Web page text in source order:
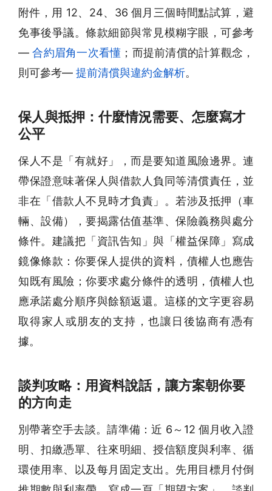
附件，用 12、24、36 個月三個時間點試算，避
免事後爭議。條款細節與常見模糊字眼，可參考
— 合約眉角一次看懂 ；而提前清償的計算觀念，
則可參考— 提前清償與違約金解析。
保人與抵押：什麼情況需要、怎麼寫才
公平
保人不是「有就好」，而是要知道風險邊界。連
帶保證意味著保人與借款人負同等清償責任，並
非在「借款人不見時才負責」。若涉及抵押（車
輛、設備），要揭露估值基準、保險義務與處分
條件。建議把「資訊告知」與「權益保障」寫成
鏡像條款：你要保人提供的資料，債權人也應告
知既有風險；你要求處分條件的透明，債權人也
應承諾處分順序與餘額返還。這樣的文字更容易
取得家人或朋友的支持，也讓日後協商有憑有
據。
談判攻略：用資料說話，讓方案朝你要
的方向走
別帶著空手去談。請準備：近 6～12 個月收入證
明、扣繳憑單、往來明細、授信額度與利率、循
環使用率、以及每月固定支出。先用目標月付倒